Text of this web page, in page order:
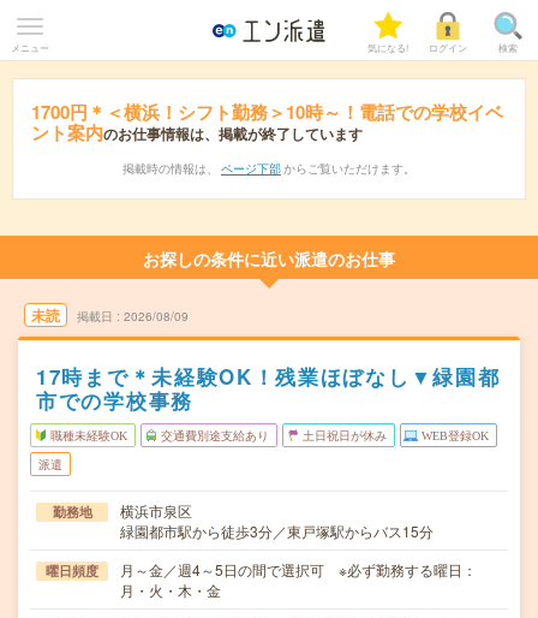
メニュー 気になる! ログイン 検索
1700円＊＜横浜！シフト勤務＞10時～！電話での学校イベ
ント案内のお仕事情報は、掲載が終了しています
掲載時の情報は、 ページ下部 からご覧いただけます。
お探しの条件に近い派遣のお仕事
未読 掲載日 2026/08/09
17時まで＊未経験OK！残業ほぼなし▼緑園都
市での学校事務
職種未経験OK 交通費別途支給あり 土日祝日が休み WEB登録OK
派遣
勤務地
横浜市泉区
緑園都市駅から徒歩3分／東戸塚駅からバス15分
曜日頻度
月～金／週4～5日の間で選択可 ※必ず勤務する曜日：
月・火・木・金